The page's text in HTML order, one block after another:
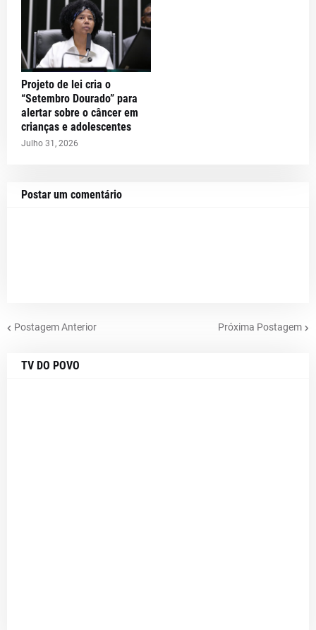
Projeto de lei cria o
“Setembro Dourado” para
alertar sobre o câncer em
crianças e adolescentes
Julho 31, 2026
Postar um comentário
Postagem Anterior Próxima Postagem
TV DO POVO